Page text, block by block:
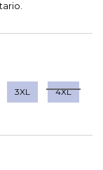
3XL 4XL